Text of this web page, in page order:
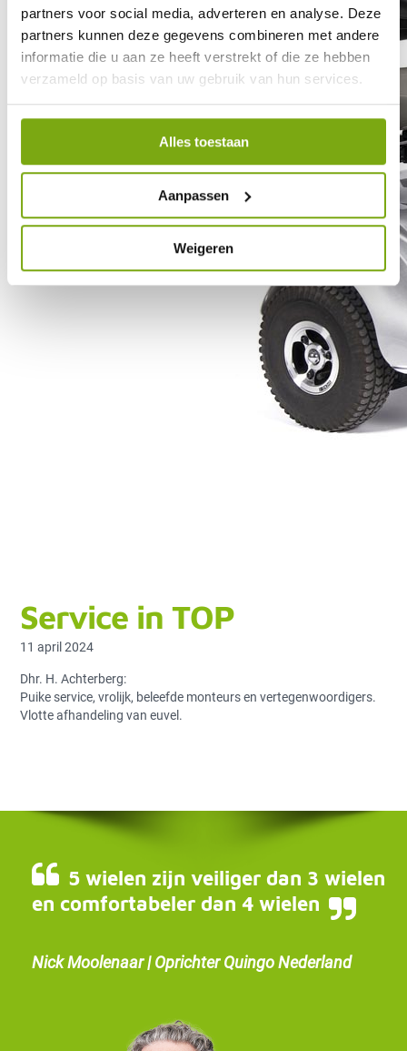
partners voor social media, adverteren en analyse. Deze
partners kunnen deze gegevens combineren met andere
informatie die u aan ze heeft verstrekt of die ze hebben
verzameld op basis van uw gebruik van hun services.
Alles toestaan
Aanpassen
Weigeren
Service in TOP
11 april 2024
Dhr. H. Achterberg:
Puike service, vrolijk, beleefde monteurs en vertegenwoordigers.
Vlotte afhandeling van euvel.
5 wielen zijn veiliger dan 3 wielen
en comfortabeler dan 4 wielen
Nick Moolenaar | Oprichter Quingo Nederland